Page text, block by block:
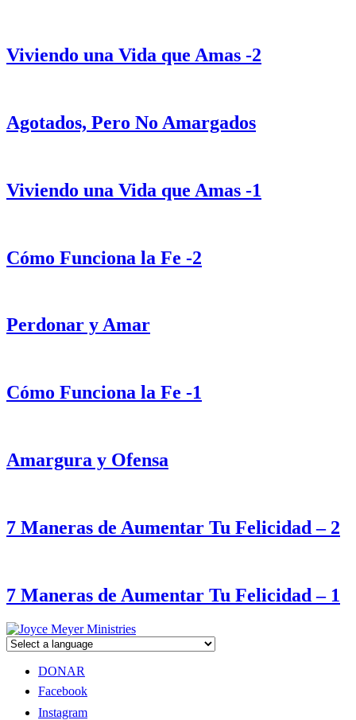
Viviendo una Vida que Amas -2
Agotados, Pero No Amargados
Viviendo una Vida que Amas -1
Cómo Funciona la Fe -2
Perdonar y Amar
Cómo Funciona la Fe -1
Amargura y Ofensa
7 Maneras de Aumentar Tu Felicidad – 2
7 Maneras de Aumentar Tu Felicidad – 1
DONAR
Facebook
Instagram